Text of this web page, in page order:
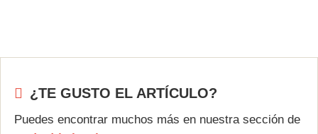
¿TE GUSTO EL ARTÍCULO?
Puedes encontrar muchos más en nuestra sección de